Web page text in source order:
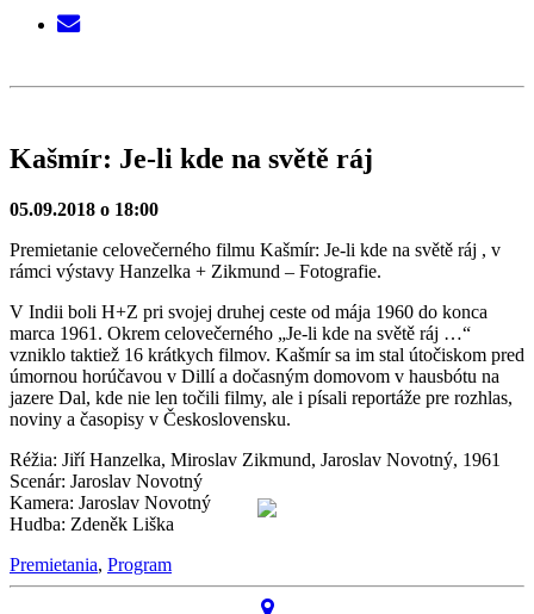
Kašmír: Je-li kde na světě ráj
05.09.2018 o 18:00
Premietanie celovečerného filmu Kašmír: Je-li kde na světě ráj , v
rámci výstavy Hanzelka + Zikmund – Fotografie.
V Indii boli H+Z pri svojej druhej ceste od mája 1960 do konca
marca 1961. Okrem celovečerného „Je-li kde na světě ráj …“
vzniklo taktiež 16 krátkych filmov. Kašmír sa im stal útočiskom pred
úmornou horúčavou v Dillí a dočasným domovom v hausbótu na
jazere Dal, kde nie len točili filmy, ale i písali reportáže pre rozhlas,
noviny a časopisy v Československu.
Réžia: Jiří Hanzelka, Miroslav Zikmund, Jaroslav Novotný, 1961
Scenár: Jaroslav Novotný
Kamera: Jaroslav Novotný
Hudba: Zdeněk Liška
Premietania, Program